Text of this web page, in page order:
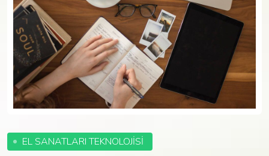
EL SANATLARI TEKNOLOJİSİ